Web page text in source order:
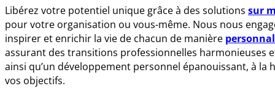
Libérez votre potentiel unique grâce à des solutions sur
pour votre organisation ou vous-même. Nous nous
inspirer et enrichir la vie de chacun de manière
assurant des transitions professionnelles harmonieuses
ainsi qu’un développement personnel épanouissant, à la
vos objectifs.